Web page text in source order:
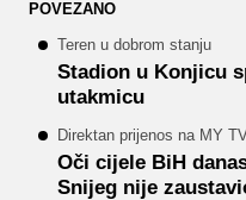
POVEZANO
Teren u dobrom stanju
Stadion u Konjicu
utakmicu
Direktan prijenos na MY
Oči cijele BiH
Snijeg nije